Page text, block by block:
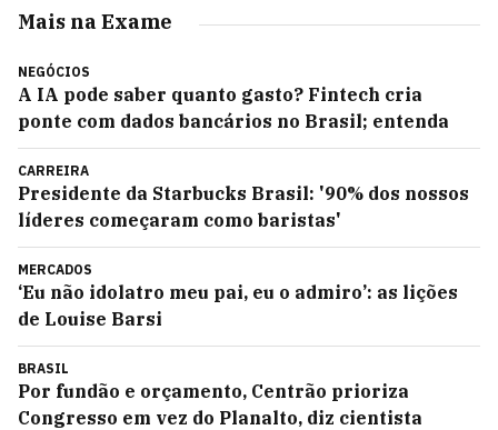
Mais na Exame
NEGÓCIOS
A IA pode saber quanto gasto? Fintech cria
ponte com dados bancários no Brasil; entenda
CARREIRA
Presidente da Starbucks Brasil: '90% dos nossos
líderes começaram como baristas'
MERCADOS
‘Eu não idolatro meu pai, eu o admiro’: as lições
de Louise Barsi
BRASIL
Por fundão e orçamento, Centrão prioriza
Congresso em vez do Planalto, diz cientista